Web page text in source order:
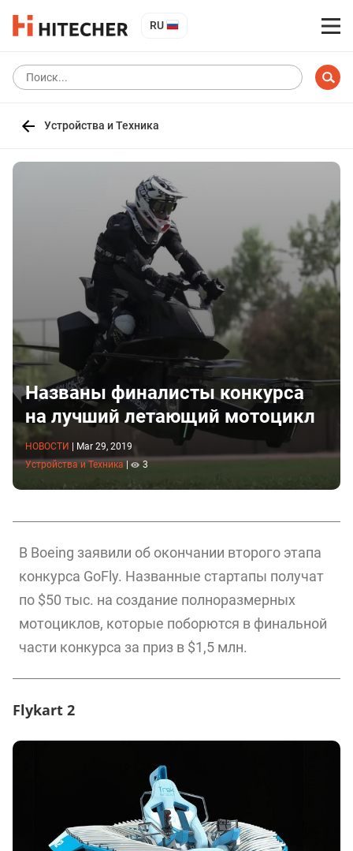
RU
Устройства и Техника
Названы финалисты конкурса
на лучший летающий мотоцикл
НОВОСТИ
Mar 29, 2019
Устройства и Техника | 3
В Boeing заявили об окончании второго этапа
конкурса GoFly. Названные стартапы получат
по $50 тыс. на создание полноразмерных
мотоциклов, которые поборются в финальной
части конкурса за приз в $1,5 млн.
Flykart 2